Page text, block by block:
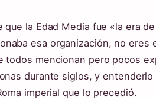
que la Edad Media fue «la era
esa organización, no eres
mencionan pero pocos
durante siglos, y
imperial que lo precedió.